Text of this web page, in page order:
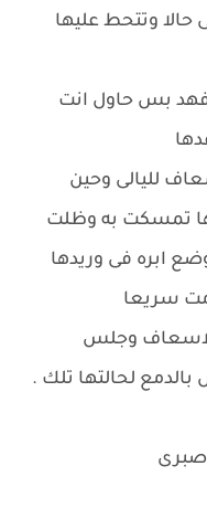
حالا وتتحط عليها
بس حاول انت
لليالى وحين
تمسكت به وظلت
ابره فى وريدها
سريعا
وجلس
لحالتها تلك .
صبرى